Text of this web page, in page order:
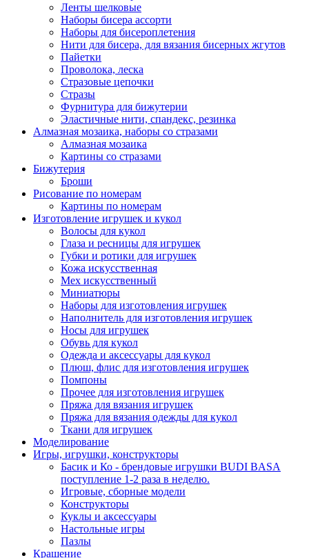
Ленты шелковые
Наборы бисера ассорти
Наборы для бисероплетения
Нити для бисера, для вязания бисерных жгутов
Пайетки
Проволока, леска
Стразовые цепочки
Стразы
Фурнитура для бижутерии
Эластичные нити, спандекс, резинка
Алмазная мозаика, наборы со стразами
Алмазная мозаика
Картины co стразами
Бижутерия
Броши
Рисование по номерам
Картины по номерам
Изготовление игрушек и кукол
Волосы для кукол
Глаза и ресницы для игрушек
Губки и ротики для игрушек
Кожа искусственная
Мех искусственный
Миниатюры
Наборы для изготовления игрушек
Наполнитель для изготовления игрушек
Носы для игрушек
Обувь для кукол
Одежда и аксессуары для кукол
Плюш, флис для изготовления игрушек
Помпоны
Прочее для изготовления игрушек
Пряжа для вязания игрушек
Пряжа для вязания одежды для кукол
Ткани для игрушек
Моделирование
Игры, игрушки, конструкторы
Басик и Ко - брендовые игрушки BUDI BASA
поступление 1-2 раза в неделю.
Игровые, сборные модели
Конструкторы
Куклы и аксессуары
Настольные игры
Пазлы
Крашение